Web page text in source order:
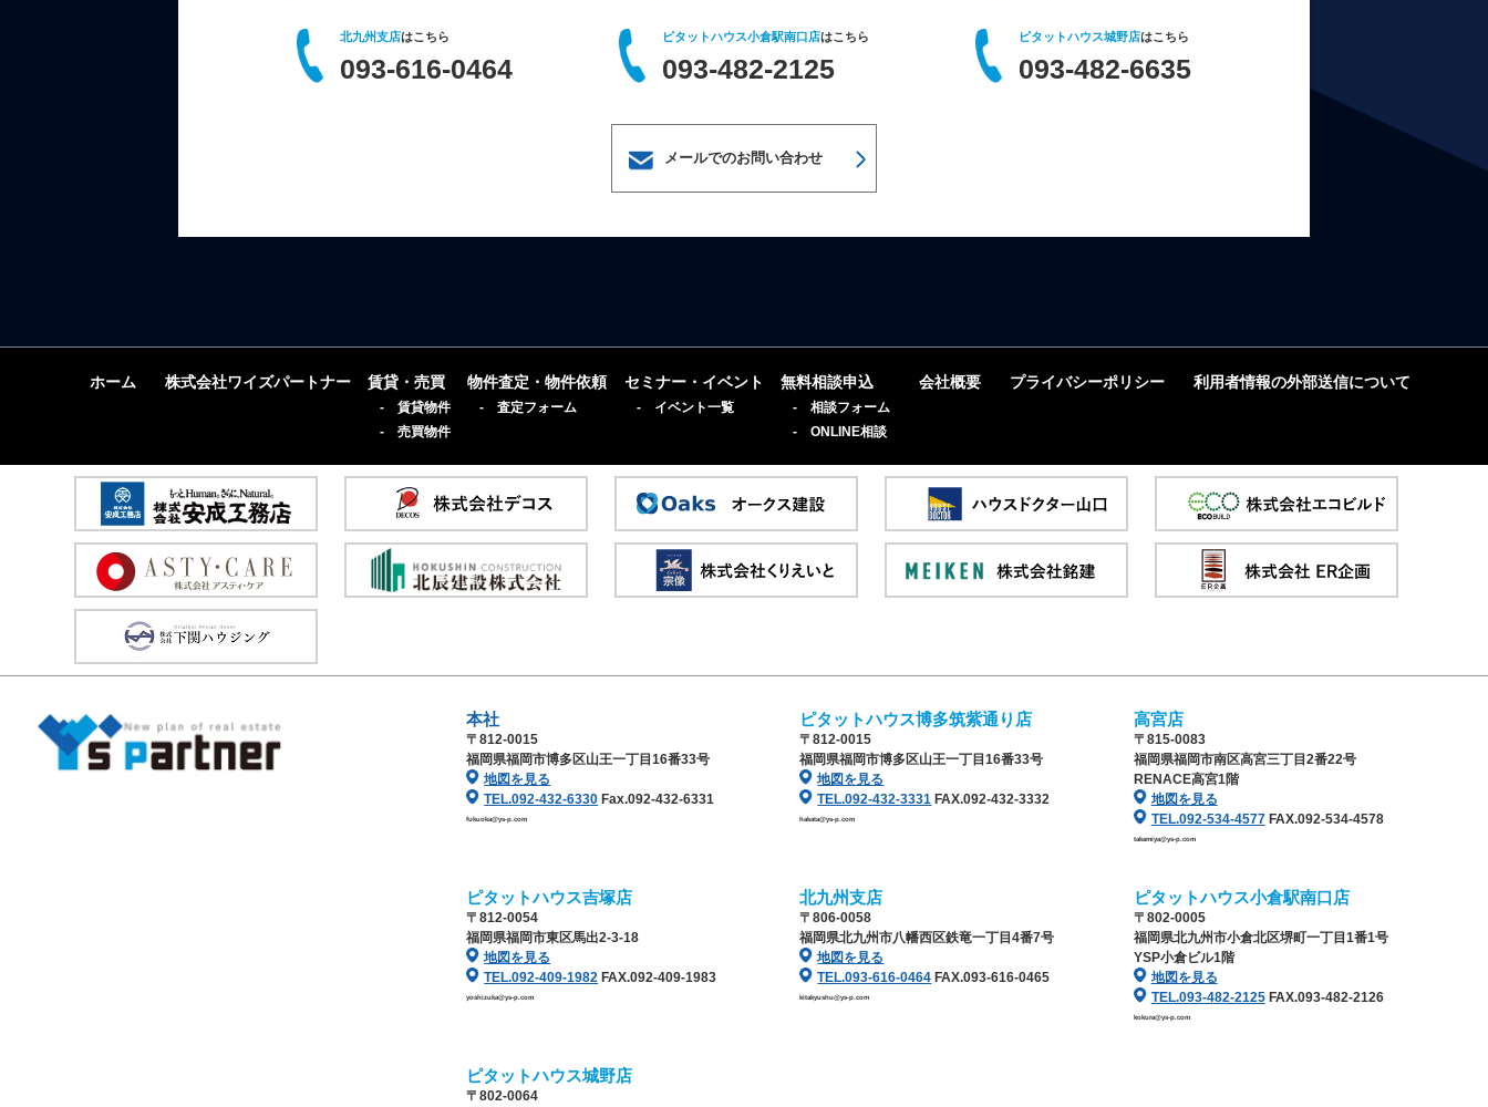
北九州支店はこちら
093-616-0464
ピタットハウス小倉駅南口店はこちら
093-482-2125
ピタットハウス城野店はこちら
093-482-6635
メールでのお問い合わせ
ホーム 株式会社ワイズパートナー 賃貸・売買
- 賃貸物件
- 売買物件
物件査定・物件依頼
- 査定フォーム
セミナー・イベント
- イベント一覧
無料相談申込
- 相談フォーム
- ONLINE相談
会社概要 プライバシーポリシー 利用者情報の外部送信について
本社
〒812-0015
福岡県福岡市博多区山王一丁目16番33号
地図を見る
TEL.092-432-6330 Fax.092-432-6331
fukuoka@ys-p.com
ピタットハウス博多筑紫通り店
〒812-0015
福岡県福岡市博多区山王一丁目16番33号
地図を見る
TEL.092-432-3331 FAX.092-432-3332
hakata@ys-p.com
高宮店
〒815-0083
福岡県福岡市南区高宮三丁目2番22号
RENACE高宮1階
地図を見る
TEL.092-534-4577FAX.092-534-4578
takamiya@ys-p.com
ピタットハウス吉塚店
〒812-0054
福岡県福岡市東区馬出2-3-18
地図を見る
TEL.092-409-1982 FAX.092-409-1983
yoshizuka@ys-p.com
北九州支店
〒806-0058
福岡県北九州市八幡西区鉄竜一丁目4番7号
地図を見る
TEL.093-616-0464 FAX.093-616-0465
kitakyushu@ys-p.com
ピタットハウス小倉駅南口店
〒802-0005
福岡県北九州市小倉北区堺町一丁目1番1号
YSP小倉ビル1階
地図を見る
TEL.093-482-2125FAX.093-482-2126
kokura@ys-p.com
ピタットハウス城野店
〒802-0064